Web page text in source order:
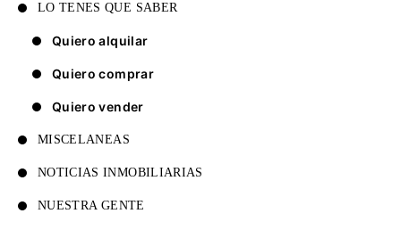
LO TENES QUE SABER
Quiero alquilar
Quiero comprar
Quiero vender
MISCELANEAS
NOTICIAS INMOBILIARIAS
NUESTRA GENTE